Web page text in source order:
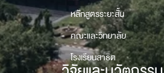
หลักสูตรระยะสั้น
คณะและวิทยาลัย
โรงเรียนสาธิต